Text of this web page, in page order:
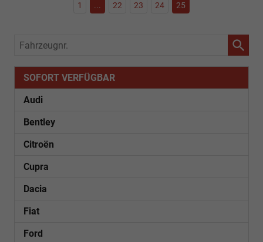
1 ... 22 23 24 25
Fahrzeugnr.
SOFORT VERFÜGBAR
Audi
Bentley
Citroën
Cupra
Dacia
Fiat
Ford